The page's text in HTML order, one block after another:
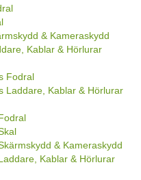
& Kameraskydd
Kablar & Hörlurar
Fodral
Laddare, Kablar & Hörlurar
& Kameraskydd
Kablar & Hörlurar